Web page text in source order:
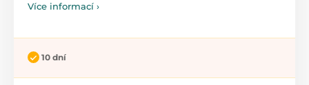
Více informací ›
10 dní